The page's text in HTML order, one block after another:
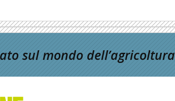
sul mondo dell’agricoltura